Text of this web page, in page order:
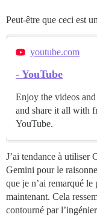
Peut-être que ceci est
youtube.com
- YouTube
Enjoy the videos
and share it all with
YouTube.
J’ai tendance à utiliser
Gemini pour le
que je n’ai remarqué
maintenant. Cela
contourné par